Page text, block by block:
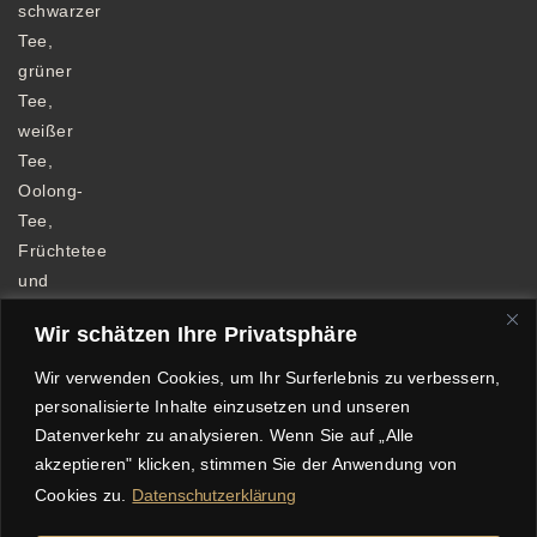
Wir schätzen Ihre Privatsphäre
Wir verwenden Cookies, um Ihr Surferlebnis zu verbessern,
personalisierte Inhalte einzusetzen und unseren
Datenverkehr zu analysieren. Wenn Sie auf „Alle
akzeptieren" klicken, stimmen Sie der Anwendung von
Cookies zu.
Datenschutzerklärung
schwarzer
Tee,
grüner
Tee,
weißer
Tee,
Oolong-
Tee,
Früchtetee
und
Allgemeine Geschäftsbedingungen
DatenschutzerklärungImpressum
Echtheit von Bewertungen